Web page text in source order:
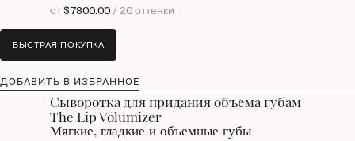
от$7800.00/ 20 оттенки
БЫСТРАЯ ПОКУПКА
ДОБАВИТЬ В ИЗБРАННОЕ
Сыворотка для придания объема губам
The Lip Volumizer
Мягкие, гладкие и объемные губы